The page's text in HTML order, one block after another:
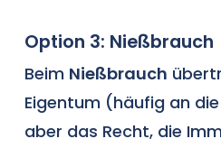
Option 3: Nießbrauch
Beim Nießbrauch
Eigentum (häufig an
aber das Recht, die